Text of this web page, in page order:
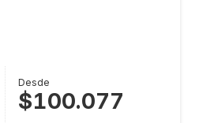
Desde
$100.077